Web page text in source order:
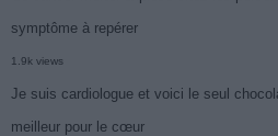
symptôme à repérer
1.9k views
Je suis cardiologue et voici le seul
meilleur pour le cœur